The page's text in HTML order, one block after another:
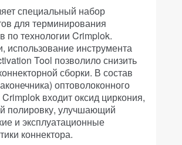
специальный набор
для терминирования
по технологии Crimplok.
использование инструмента
Tool позволило снизить
сборки. В состав
оптоволоконного
Crimplok входит оксид циркония,
полировку, улучшающий
и эксплуатационные
коннектора.